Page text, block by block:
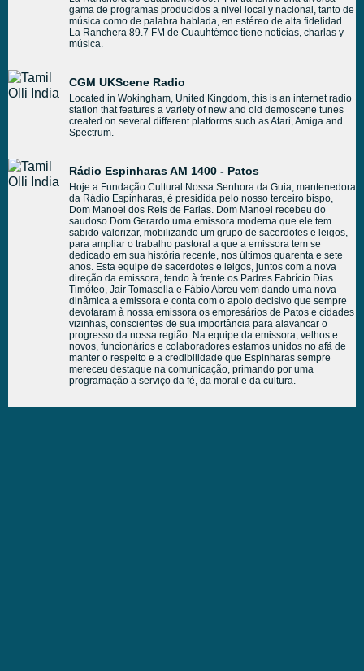
gama de programas producidos a nivel local y nacional, tanto de
música como de palabra hablada, en estéreo de alta fidelidad.
La Ranchera 89.7 FM de Cuauhtémoc tiene noticias, charlas y
música.
CGM UKScene Radio
Located in Wokingham, United Kingdom, this is an internet radio
station that features a variety of new and old demoscene tunes
created on several different platforms such as Atari, Amiga and
Spectrum.
Rádio Espinharas AM 1400 - Patos
Hoje a Fundação Cultural Nossa Senhora da Guia, mantenedora
da Rádio Espinharas, é presidida pelo nosso terceiro bispo,
Dom Manoel dos Reis de Farias. Dom Manoel recebeu do
saudoso Dom Gerardo uma emissora moderna que ele tem
sabido valorizar, mobilizando um grupo de sacerdotes e leigos,
para ampliar o trabalho pastoral a que a emissora tem se
dedicado em sua história recente, nos últimos quarenta e sete
anos. Esta equipe de sacerdotes e leigos, juntos com a nova
direção da emissora, tendo à frente os Padres Fabrício Dias
Timóteo, Jair Tomasella e Fábio Abreu vem dando uma nova
dinâmica a emissora e conta com o apoio decisivo que sempre
devotaram à nossa emissora os empresários de Patos e cidades
vizinhas, conscientes de sua importância para alavancar o
progresso da nossa região. Na equipe da emissora, velhos e
novos, funcionários e colaboradores estamos unidos no afã de
manter o respeito e a credibilidade que Espinharas sempre
mereceu destaque na comunicação, primando por uma
programação a serviço da fé, da moral e da cultura.